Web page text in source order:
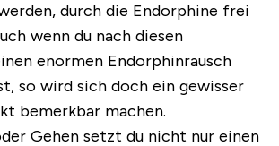
durch die Endorphine frei
wenn du nach diesen
enormen Endorphinrausch
so wird sich doch ein gewisser
bemerkbar machen.
Gehen setzt du nicht nur einen